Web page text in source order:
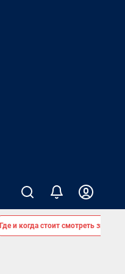
Где и когда стоит смотреть